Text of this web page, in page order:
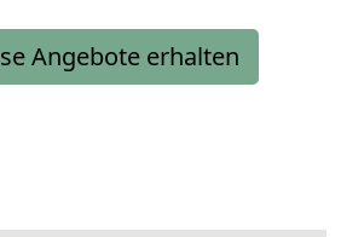
Angebote erhalten